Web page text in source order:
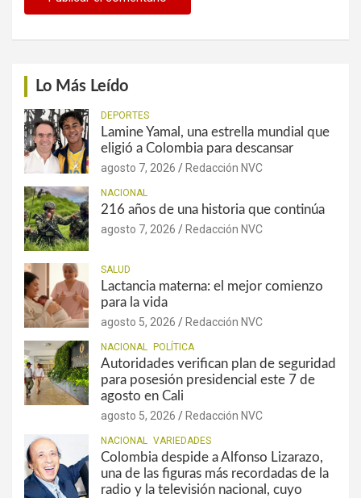
Lo Más Leído
DEPORTES
Lamine Yamal, una estrella mundial que
eligió a Colombia para descansar
agosto 7, 2026 Redacción NVC
NACIONAL
216 años de una historia que continúa
agosto 7, 2026 Redacción NVC
SALUD
Lactancia materna: el mejor comienzo
para la vida
agosto 5, 2026 Redacción NVC
NACIONAL POLÍTICA
Autoridades verifican plan de seguridad
para posesión presidencial este 7 de
agosto en Cali
agosto 5, 2026 Redacción NVC
NACIONAL VARIEDADES
Colombia despide a Alfonso Lizarazo,
una de las figuras más recordadas de la
radio y la televisión nacional, cuyo